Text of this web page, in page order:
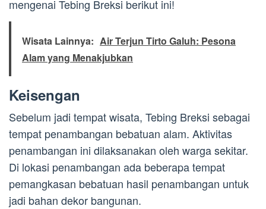
mengenai Tebing Breksi berikut ini!
Wisata Lainnya: Air Terjun Tirto Galuh: Pesona
Alam yang Menakjubkan
Keisengan
Sebelum jadi tempat wisata, Tebing Breksi sebagai
tempat penambangan bebatuan alam. Aktivitas
penambangan ini dilaksanakan oleh warga sekitar.
Di lokasi penambangan ada beberapa tempat
pemangkasan bebatuan hasil penambangan untuk
jadi bahan dekor bangunan.